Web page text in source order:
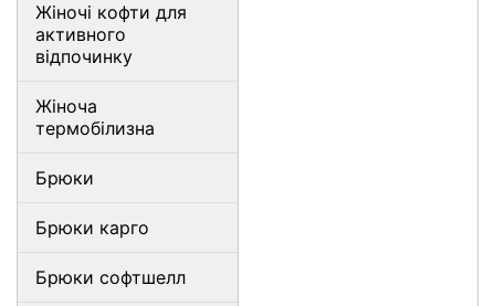
Жіночі кофти для
активного
відпочинку
Жіноча
термобілизна
Брюки
Брюки карго
Брюки софтшелл